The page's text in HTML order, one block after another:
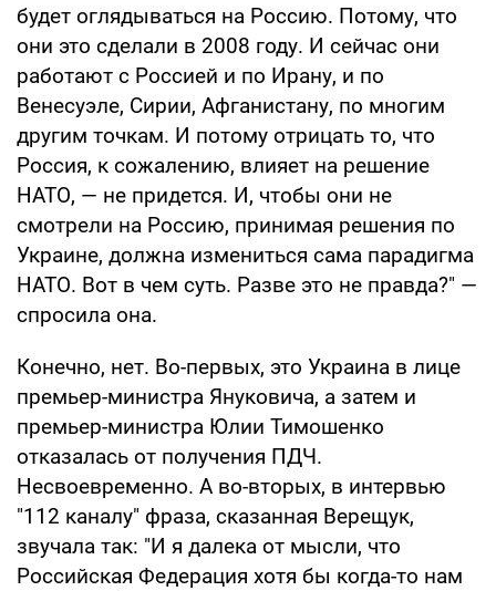
будет оглядываться на Россию. Потому, что
они это сделали в 2008 году. И сейчас они
работают с Россией и по Ирану, и по
Венесуэле, Сирии, Афганистану, по многим
другим точкам. И потому отрицать то, что
Россия, к сожалению, влияет на решение
НАТО, — не придется. И, чтобы они не
смотрели на Россию, принимая решения по
Украине, должна измениться сама парадигма
НАТО. Вот в чем суть. Разве это не правда?" —
спросила она.
Конечно, нет. Во-первых, это Украина в лице
премьер-министра Януковича, а затем и
премьер-министра Юлии Тимошенко
отказалась от получения ПДЧ.
Несвоевременно. А во-вторых, в интервью
"112 каналу" фраза, сказанная Верещук,
звучала так: "И я далека от мысли, что
Российская Федерация хотя бы когда-то нам